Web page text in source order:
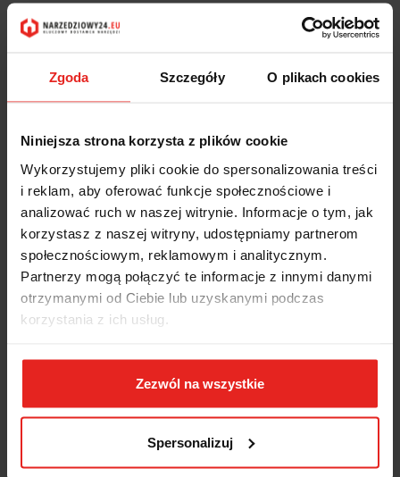
Zgoda Szczegóły O plikach cookies
Niniejsza strona korzysta z plików cookie
Wykorzystujemy pliki cookie do spersonalizowania treści
i reklam, aby oferować funkcje społecznościowe i
analizować ruch w naszej witrynie. Informacje o tym, jak
korzystasz z naszej witryny, udostępniamy partnerom
społecznościowym, reklamowym i analitycznym.
Partnerzy mogą połączyć te informacje z innymi danymi
otrzymanymi od Ciebie lub uzyskanymi podczas
korzystania z ich usług.
Zezwól na wszystkie
Spersonalizuj